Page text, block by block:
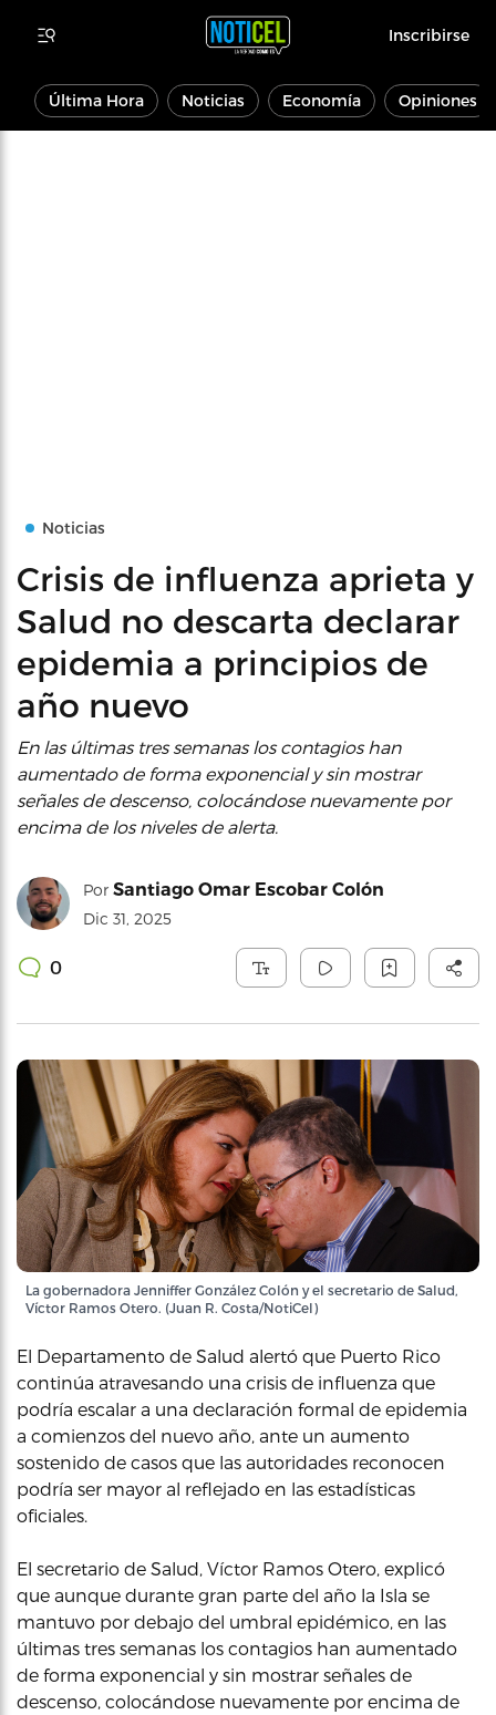
Inscribirse
Última Hora Noticias Economía Opiniones
Noticias
Crisis de influenza aprieta y
Salud no descarta declarar
epidemia a principios de
año nuevo
En las últimas tres semanas los contagios han
aumentado de forma exponencial y sin mostrar
señales de descenso, colocándose nuevamente por
encima de los niveles de alerta.
Por Santiago Omar Escobar Colón
Dic 31, 2025
0
La gobernadora Jenniffer González Colón y el secretario de Salud,
Víctor Ramos Otero. (Juan R. Costa/NotiCel)
El Departamento de Salud alertó que Puerto Rico
continúa atravesando una crisis de influenza que
podría escalar a una declaración formal de epidemia
a comienzos del nuevo año, ante un aumento
sostenido de casos que las autoridades reconocen
podría ser mayor al reflejado en las estadísticas
oficiales.
El secretario de Salud, Víctor Ramos Otero, explicó
que aunque durante gran parte del año la Isla se
mantuvo por debajo del umbral epidémico, en las
últimas tres semanas los contagios han aumentado
de forma exponencial y sin mostrar señales de
descenso, colocándose nuevamente por encima de